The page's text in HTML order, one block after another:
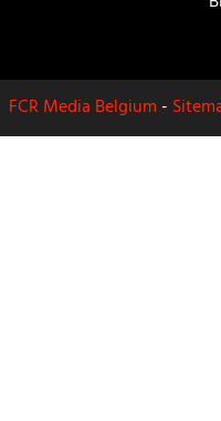
FCR Media Belgium -